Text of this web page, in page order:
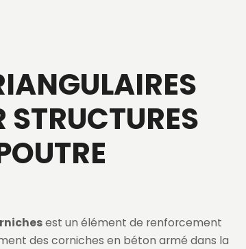
STRUCTURES
est un élément de renforcement
des corniches en béton armé dans la